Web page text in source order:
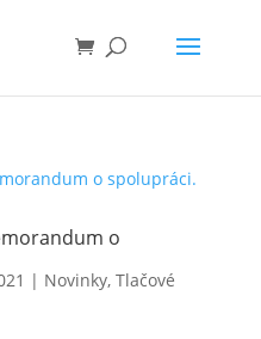
o
| Novinky, Tlačové